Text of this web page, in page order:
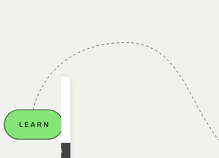
08.12.2025